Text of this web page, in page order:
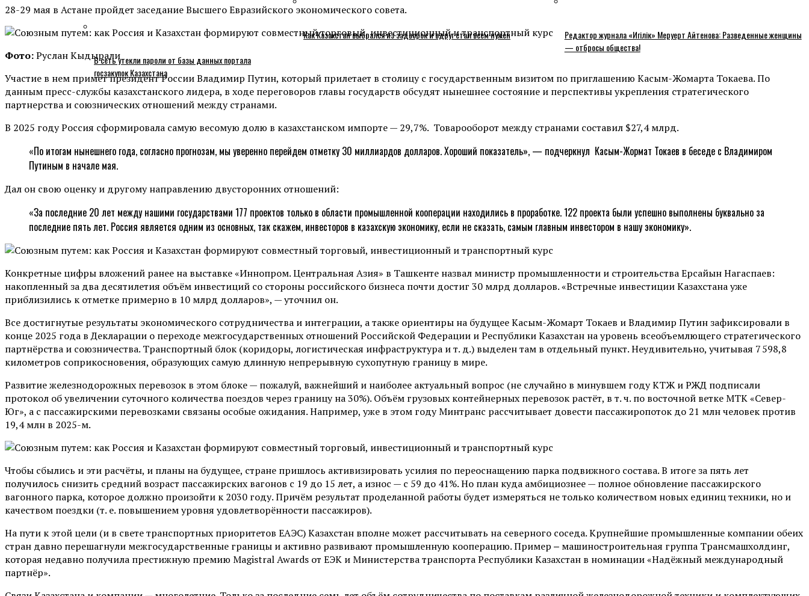
В сеть утекли пароли от базы данных портала
госзакупок Казахстана
Как Казахстан выбрался из задворок и вдруг стал всем нужен
Редактор журнала «Игілік» Меруерт Айтенова: Разведенные женщины
— отбросы общества!
28-29 мая в Астане пройдет заседание Высшего Евразийского экономического совета.
Фото:Руслан Кыдырали
Участие в нем примет президент России Владимир Путин, который прилетает в столицу с государственным визитом по приглашению Касым-Жомарта Токаева. По
данным пресс-службы казахстанского лидера, в ходе переговоров главы государств обсудят нынешнее состояние и перспективы укрепления стратегического
партнерства и союзнических отношений между странами.
В 2025 году Россия сформировала самую весомую долю в казахстанском импорте — 29,7%. Товарооборот между странами составил $27,4 млрд.
«По итогам нынешнего года, согласно прогнозам, мы уверенно перейдем отметку 30 миллиардов долларов. Хороший показатель», — подчеркнул Касым-Жормат Токаев в беседе с Владимиром
Путиным в начале мая.
Дал он свою оценку и другому направлению двусторонних отношений:
«За последние 20 лет между нашими государствами 177 проектов только в области промышленной кооперации находились в проработке. 122 проекта были успешно выполнены буквально за
последние пять лет. Россия является одним из основных, так скажем, инвесторов в казахскую экономику, если не сказать, самым главным инвестором в нашу экономику».
Конкретные цифры вложений ранее на выставке «Иннопром. Центральная Азия» в Ташкенте назвал министр промышленности и строительства Ерсайын Нагаспаев:
накопленный за два десятилетия объём инвестиций со стороны российского бизнеса почти достиг 30 млрд долларов. «Встречные инвестиции Казахстана уже
приблизились к отметке примерно в 10 млрд долларов», — уточнил он.
Все достигнутые результаты экономического сотрудничества и интеграции, а также ориентиры на будущее Касым-Жомарт Токаев и Владимир Путин зафиксировали в
конце 2025 года в Декларации о переходе межгосударственных отношений Российской Федерации и Республики Казахстан на уровень всеобъемлющего стратегического
партнёрства и союзничества. Транспортный блок (коридоры, логистическая инфраструктура и т. д.) выделен там в отдельный пункт. Неудивительно, учитывая 7 598,8
километров соприкосновения, образующих самую длинную непрерывную сухопутную границу в мире.
Развитие железнодорожных перевозок в этом блоке — пожалуй, важнейший и наиболее актуальный вопрос (не случайно в минувшем году КТЖ и РЖД подписали
протокол об увеличении суточного количества поездов через границу на 30%). Объём грузовых контейнерных перевозок растёт, в т. ч. по восточной ветке МТК «Север-
Юг», а с пассажирскими перевозками связаны особые ожидания. Например, уже в этом году Минтранс рассчитывает довести пассажиропоток до 21 млн человек против
19,4 млн в 2025-м.
Чтобы сбылись и эти расчёты, и планы на будущее, стране пришлось активизировать усилия по переоснащению парка подвижного состава. В итоге за пять лет
получилось снизить средний возраст пассажирских вагонов с 19 до 15 лет, а износ — с 59 до 41%. Но план куда амбициознее — полное обновление пассажирского
вагонного парка, которое должно произойти к 2030 году. Причём результат проделанной работы будет измеряться не только количеством новых единиц техники, но и
качеством поездки (т. е. повышением уровня удовлетворённости пассажиров).
На пути к этой цели (и в свете транспортных приоритетов ЕАЭС) Казахстан вполне может рассчитывать на северного соседа. Крупнейшие промышленные компании обеих
стран давно перешагнули межгосударственные границы и активно развивают промышленную кооперацию. Пример ‒ машиностроительная группа Трансмашхолдинг,
которая недавно получила престижную премию Magistral Awards от ЕЭК и Министерства транспорта Республики Казахстан в номинации «Надёжный международный
партнёр».